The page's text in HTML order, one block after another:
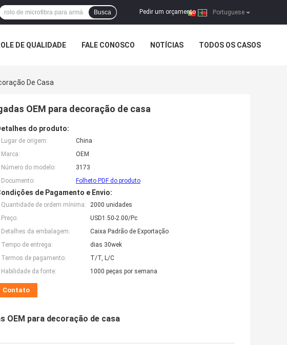
Portuguese
Pedir um orçamento |
Busca
DE QUALIDADE FALE CONOSCO NOTÍCIAS TODOS OS CASOS
De Casa
OEM para decoração de casa
do produto:
Lugar de origem:
China
Marca:
OEM
Número do modelo:
3173
Documento:
Folheto PDF do produto
de Pagamento e Envio:
Quantidade de ordem mínima:
2000 unidades
Preço:
USD1.50-2.00/Pc
Detalhes da embalagem:
Caixa Padrão de Exportação
Tempo de entrega:
dias 30wek
Termos de pagamento:
T/T, L/C
Habilidade da fonte:
1000 peças por semana
Contato
OEM para decoração de casa